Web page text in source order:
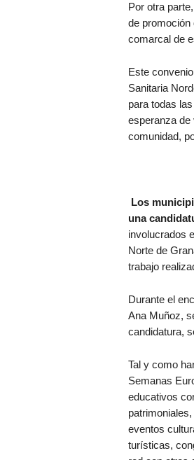
Por otra
de promoción
comarcal de
Este
Sanitaria
para todas
esperanza de
comunidad,
Los
una
involucrados
Norte de
trabajo
Durante el
Ana Muñoz,
candidatura,
Tal y como
Semanas
educativos
eventos
turísticas,